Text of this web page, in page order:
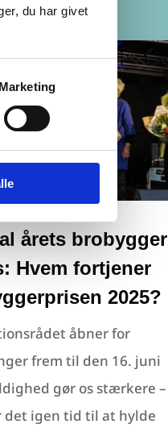
du har givet
Marketing
årets brobygger
Hvem fortjener
2025?
åbner for
frem til den 16. juni
gør os stærkere –
det igen tid til at hylde